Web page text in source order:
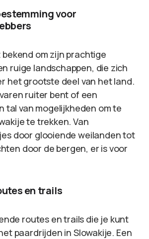
voor
om zijn prachtige
ruige landschappen, die zich
het grootste deel van het land.
ruiter bent of een
tal van mogelijkheden om te
te trekken. Van
door glooiende weilanden tot
door de bergen, er is voor
en trails
routes en trails die je kunt
paardrijden in Slowakije. Een